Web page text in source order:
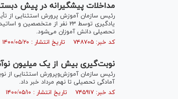
مداخلات پیشگیرانه در پیش
رئیس سازمان آموزش پرورش استثنایی از
یادگیری توسط ۲۳ نفر از
تحصیلی دانش آموزان می‌شود.
کد خبر: ۷۴۸۷۰۵ تاریخ انتشار : ۱۴۰۰/۰۵/۲۰
نوبت‌گیری بیش از یک میلیون
رئیس سازمان آموزش‌وپرورش استثنایی از
آمادگی تحصیلی تا نهم مرداد خبر داد.
کد خبر: ۷۴۵۹۱۷ تاریخ انتشار : ۱۴۰۰/۰۵/۱۰